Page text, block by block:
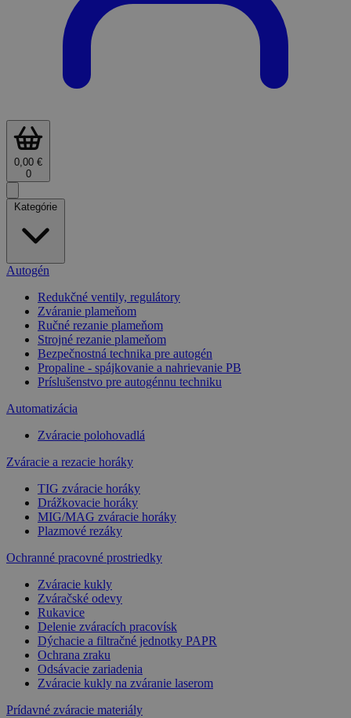
0,00 €
0
Kategórie
Autogén
Redukčné ventily, regulátory
Zváranie plameňom
Ručné rezanie plameňom
Strojné rezanie plameňom
Bezpečnostná technika pre autogén
Propaline - spájkovanie a nahrievanie PB
Príslušenstvo pre autogénnu techniku
Automatizácia
Zváracie polohovadlá
Zváracie a rezacie horáky
TIG zváracie horáky
Drážkovacie horáky
MIG/MAG zváracie horáky
Plazmové rezáky
Ochranné pracovné prostriedky
Zváracie kukly
Zváračské odevy
Rukavice
Delenie zváracích pracovísk
Dýchacie a filtračné jednotky PAPR
Ochrana zraku
Odsávacie zariadenia
Zváracie kukly na zváranie laserom
Prídavné zváracie materiály